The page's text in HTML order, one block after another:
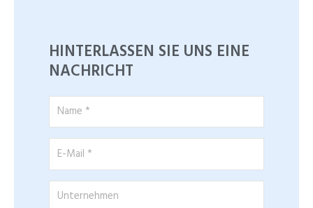
HINTERLASSEN SIE UNS EINE
NACHRICHT
Name
*
E-
Mail
* Unternehmen